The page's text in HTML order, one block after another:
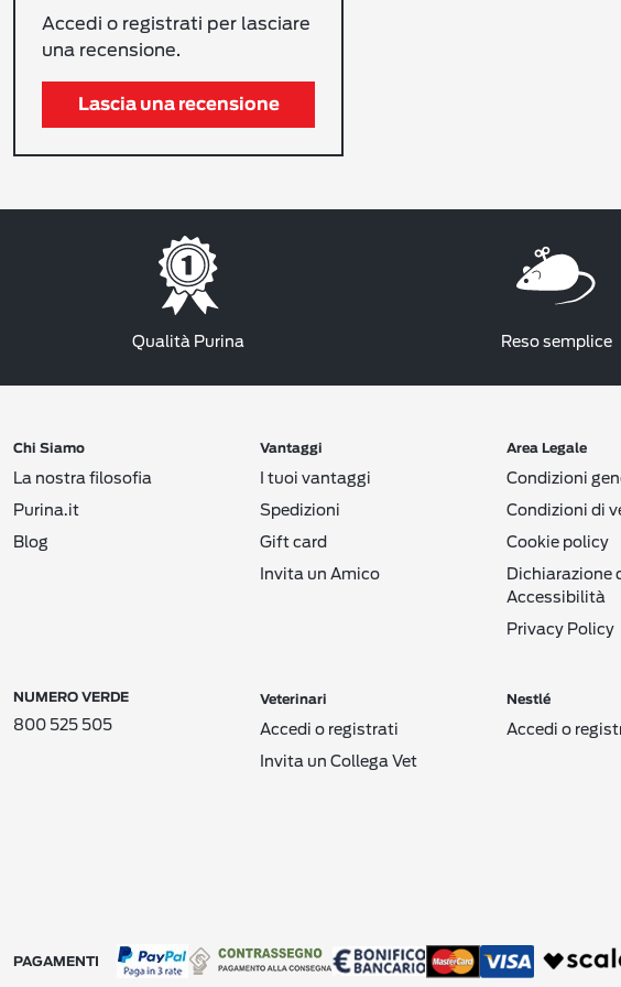
Accedi o registrati per lasciare
una recensione.
Lascia una recensione
Qualità Purina Reso semplice
Chi Siamo
La nostra filosofia
Purina.it
Blog
Vantaggi
I tuoi vantaggi
Spedizioni
Gift card
Invita un Amico
Area Legale
Condizioni
Condizioni di
Cookie policy
Dichiarazione
Accessibilità
Privacy Policy
Veterinari
Accedi o registrati
Invita un Collega Vet
Nestlé
Accedi o
NUMERO VERDE
800 525 505
PAGAMENTI